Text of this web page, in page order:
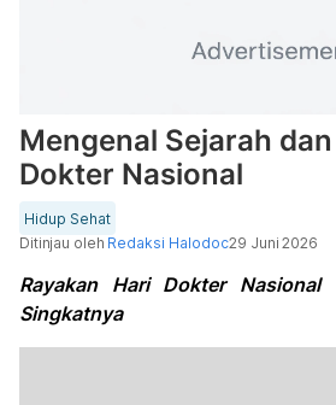
Mengenal Sejarah
Dokter Nasional
Hidup Sehat
Ditinjau oleh Redaksi Halodoc29 Juni 2026
Rayakan Hari Dokter Nasional
Singkatnya